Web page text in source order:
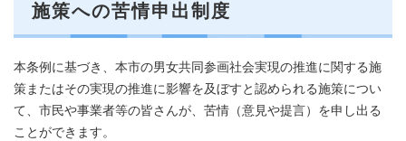
施策への苦情申出制度
本条例に基づき、本市の男女共同参画社会実現の推進に関する施
策またはその実現の推進に影響を及ぼすと認められる施策につい
て、市民や事業者等の皆さんが、苦情（意見や提言）を申し出る
ことができます。